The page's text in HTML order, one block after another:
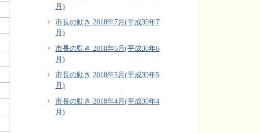
月)
市長の動き 2018年7月(平成30年7
月)
市長の動き 2018年6月(平成30年6
月)
市長の動き 2018年5月(平成30年5
月)
市長の動き 2018年4月(平成30年4
月)